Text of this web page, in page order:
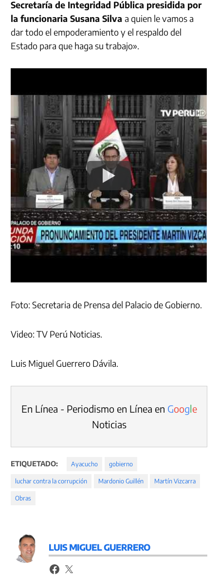
Secretaría de Integridad Pública presidida por
la funcionaria Susana Silvaa quien le vamos a
dar todo el empoderamiento y el respaldo del
Estado para que haga su trabajo».
Foto: Secretaria de Prensa del Palacio de Gobierno.
Video: TV Perú Noticias.
Luis Miguel Guerrero Dávila.
En Línea - Periodismo en Línea en Google
Noticias
ETIQUETADO: Ayacucho gobierno
luchar contra la corrupción Mardonio Guillén Martín Vizcarra
Obras
LUIS MIGUEL GUERRERO